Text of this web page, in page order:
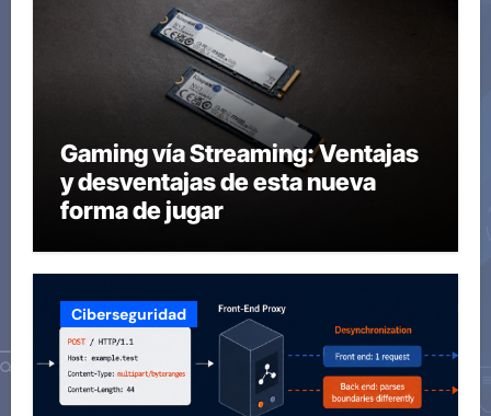
Gaming vía Streaming: Ventajas
y desventajas de esta nueva
forma de jugar
Ciberseguridad